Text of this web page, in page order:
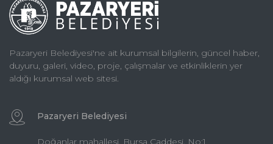
Pazaryeri Belediyesi'ne ait kurumsal bilgilerin, güncel haber,
duyuru, galeri, video, proje, çalışmalar ve etkinliklerin yer
aldığı kurumsal web sitesi.
Pazaryeri Belediyesi
Doğanlar mahallesi. Bursa Caddesi. No:1